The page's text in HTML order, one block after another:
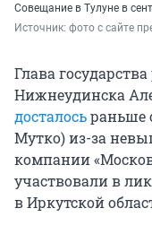
Совещание в Тулуне в
Источник: фото с сайте
Глава
Нижнеудинска
досталосьраньше
Мутко) из-за
компании
участвовали в
в Иркутской